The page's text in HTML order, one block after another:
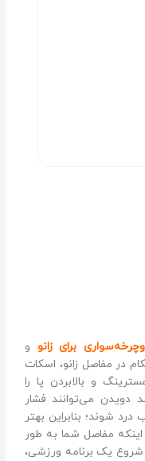
وچرخه‌سواری برای زانو و
در مفاصل زانو، اسکات
و بالابردن پا را
دویدن می‌توانند فشار
شوند؛ بنابراین بهتر
مفاصل شما به طور
شروع یک برنامه ورزشی،